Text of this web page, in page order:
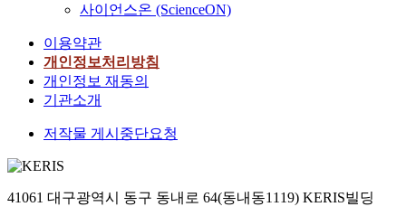
사이언스온 (ScienceON)
이용약관
개인정보처리방침
개인정보 재동의
기관소개
저작물 게시중단요청
41061 대구광역시 동구 동내로 64(동내동1119) KERIS빌딩